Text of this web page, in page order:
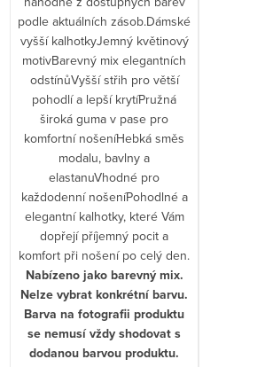
podle aktuálních zásob.Dámské
vyšší kalhotkyJemný květinový
motivBarevný mix elegantních
odstínůVyšší střih pro větší
pohodlí a lepší krytíPružná
široká guma v pase pro
komfortní nošeníHebká směs
modalu, bavlny a
elastanuVhodné pro
každodenní nošeníPohodlné a
elegantní kalhotky, které Vám
dopřejí příjemný pocit a
komfort při nošení po celý den.
Nabízeno jako barevný mix.
Nelze vybrat konkrétní barvu.
Barva na fotografii produktu
se nemusí vždy shodovat s
dodanou barvou produktu.